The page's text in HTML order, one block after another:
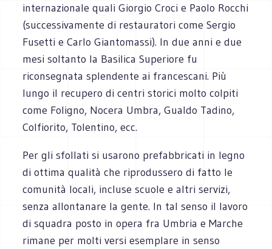
internazionale quali Giorgio Croci e Paolo Rocchi
(successivamente di restauratori come Sergio
Fusetti e Carlo Giantomassi). In due anni e due
mesi soltanto la Basilica Superiore fu
riconsegnata splendente ai francescani. Più
lungo il recupero di centri storici molto colpiti
come Foligno, Nocera Umbra, Gualdo Tadino,
Colfiorito, Tolentino, ecc.
Per gli sfollati si usarono prefabbricati in legno
di ottima qualità che riprodussero di fatto le
comunità locali, incluse scuole e altri servizi,
senza allontanare la gente. In tal senso il lavoro
di squadra posto in opera fra Umbria e Marche
rimane per molti versi esemplare in senso